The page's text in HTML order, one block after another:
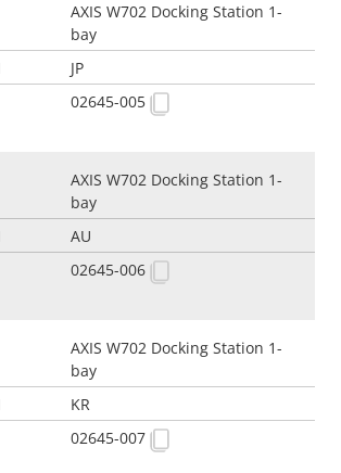
AXIS W702 Docking Station 1-
bay
JP
02645-005
AXIS W702 Docking Station 1-
bay
AU
02645-006
AXIS W702 Docking Station 1-
bay
KR
02645-007